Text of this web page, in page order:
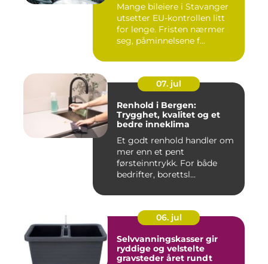
Mange bileiere i Stavanger
utsetter EU-kontrollen litt
for lenge. Fristen nærmer
seg, påminnelsene f...
07. jul
Renhold i Bergen:
Trygghet, kvalitet og et
bedre inneklima
Et godt renhold handler om
mer enn et pent
førsteinntrykk. For både
bedrifter, borettsl...
06. jul
Selvvanningskasser gir
ryddige og velstelte
gravsteder året rundt